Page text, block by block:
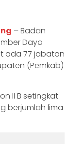
– Badan
Daya
ada 77 jabatan
(Pemkab)
II B setingkat
berjumlah lima